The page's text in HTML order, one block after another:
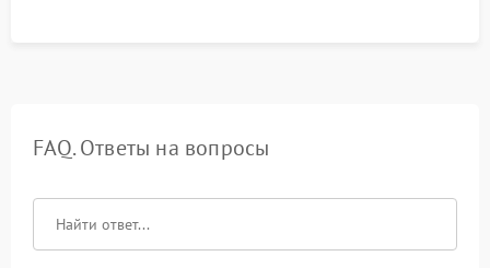
FAQ. Ответы на вопросы